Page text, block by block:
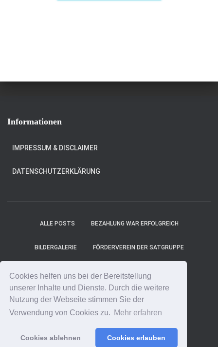
Cookies helfen uns bei der Bereitstellung
unserer Inhalte und Dienste. Durch die weitere
Nutzung der Webseite stimmen Sie der
Verwendung von Cookies zu. Mehr erfahren
Cookies ablehnen Cookies erlauben
Informationen
IMPRESSUM & DISCLAIMER
DATENSCHUTZERKLÄRUNG
ALLE POSTS BEZAHLUNG WAR ERFOLGREICH
BILDERGALERIE FÖRDERVEREIN DER SATGRUPPE
MITGLIEDER PROJEKT-TICKER
SPENDE ONLINE SPENDE UNS EINEN KAFFEE!
Hestia | Entwickelt vonThemeIsle